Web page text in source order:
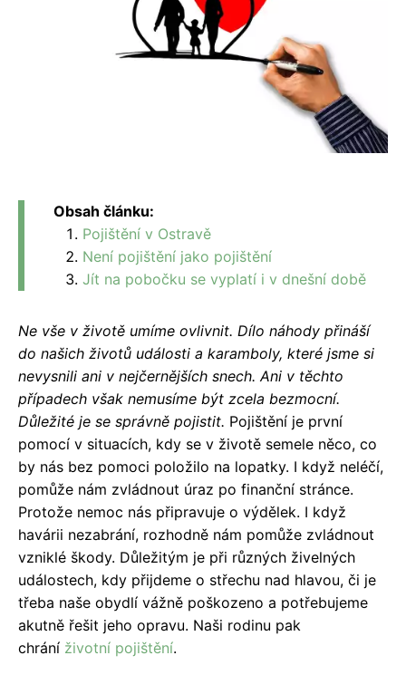
Obsah článku:
Pojištění v Ostravě
Není pojištění jako pojištění
Jít na pobočku se vyplatí i v dnešní době
Ne vše v životě umíme ovlivnit. Dílo náhody přináší
do našich životů události a karamboly, které jsme si
nevysnili ani v nejčernějších snech. Ani v těchto
případech však nemusíme být zcela bezmocní.
Důležité je se správně pojistit. Pojištění je první
pomocí v situacích, kdy se v životě semele něco, co
by nás bez pomoci položilo na lopatky. I když neléčí,
pomůže nám zvládnout úraz po finanční stránce.
Protože nemoc nás připravuje o výdělek. I když
havárii nezabrání, rozhodně nám pomůže zvládnout
vzniklé škody. Důležitým je při různých živelných
událostech, kdy přijdeme o střechu nad hlavou, či je
třeba naše obydlí vážně poškozeno a potřebujeme
akutně řešit jeho opravu. Naši rodinu pak
chrání životní pojištění.